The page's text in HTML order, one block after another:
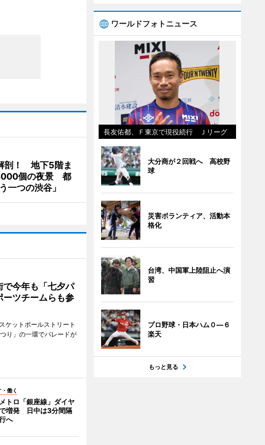
剖！ 地下5階ま
個の夜景 都
一つの渋谷」
で今年も「七夕パ
ツチームらも参
ケットボールストリート
り」の一環でパレードが
働く
トロ「銀座線」ダイヤ
増発 日中は3分間隔
へ
ワールドフォトニュース
長友佑都、Ｆ東京で現役続行 Ｊリーグ
大分商が２回戦へ 高校野
球
災害ボランティア、活動本
格化
台湾、中国軍上陸阻止へ演
習
プロ野球・日本ハム０―６
楽天
もっと見る